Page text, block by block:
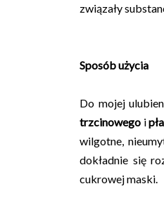
związały
Sposób użycia
Do mojej
trzcinowego i
wilgotne,
dokładnie się
cukrowej maski.